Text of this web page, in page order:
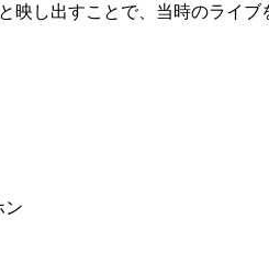
映し出すことで、当時のライ
ン